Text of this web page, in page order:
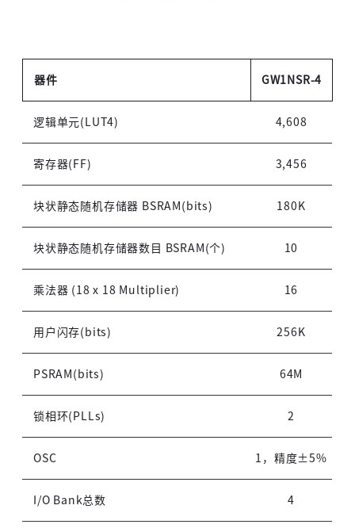
高云搜索引擎
器件 GW1NSR-4
逻辑单元(LUT4) 4,608
寄存器(FF) 3,456
块状静态随机存储器 BSRAM(bits) 180K
块状静态随机存储器数目 BSRAM(个) 10
乘法器 (18 x 18 Multiplier) 16
用户闪存(bits) 256K
PSRAM(bits) 64M
锁相环(PLLs) 2
OSC 1，精度±5%
I/O Bank总数 4